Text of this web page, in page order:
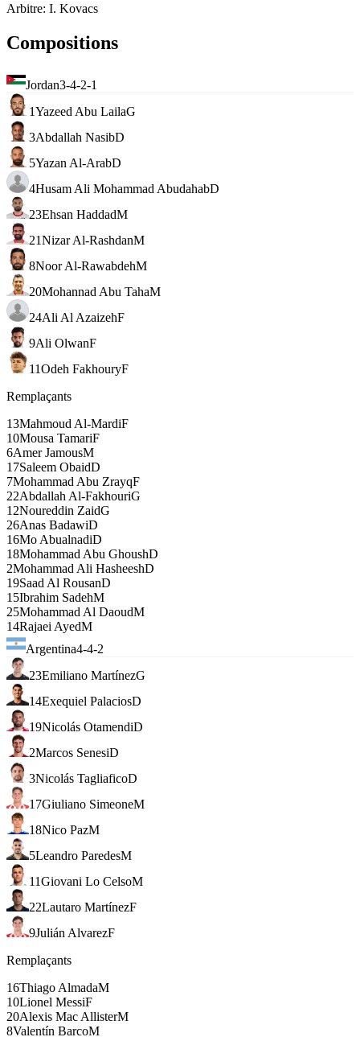
Arbitre: I. Kovacs
Compositions
Jordan3-4-2-1
1Yazeed Abu LailaG
3Abdallah NasibD
5Yazan Al-ArabD
4Husam Ali Mohammad AbudahabD
23Ehsan HaddadM
21Nizar Al-RashdanM
8Noor Al-RawabdehM
20Mohannad Abu TahaM
24Ali Al AzaizehF
9Ali OlwanF
11Odeh FakhouryF
Remplaçants
13Mahmoud Al-MardiF
10Mousa TamariF
6Amer JamousM
17Saleem ObaidD
7Mohammad Abu ZrayqF
22Abdallah Al-FakhouriG
12Noureddin ZaidG
26Anas BadawiD
16Mo AbualnadiD
18Mohammad Abu GhoushD
2Mohammad Ali HasheeshD
19Saad Al RousanD
15Ibrahim SadehM
25Mohammad Al DaoudM
14Rajaei AyedM
Argentina4-4-2
23Emiliano MartínezG
14Exequiel PalaciosD
19Nicolás OtamendiD
2Marcos SenesiD
3Nicolás TagliaficoD
17Giuliano SimeoneM
18Nico PazM
5Leandro ParedesM
11Giovani Lo CelsoM
22Lautaro MartínezF
9Julián AlvarezF
Remplaçants
16Thiago AlmadaM
10Lionel MessiF
20Alexis Mac AllisterM
8Valentín BarcoM